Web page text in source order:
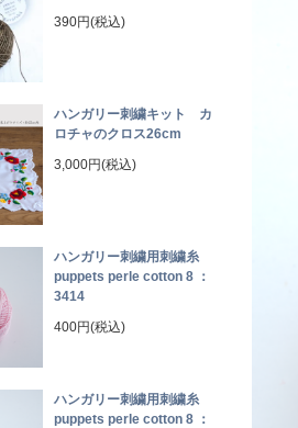
390円(税込)
ハンガリー刺繍キット カ
ロチャのクロス26cm
3,000円(税込)
ハンガリー刺繍用刺繍糸
puppets perle cotton 8 ：
3414
400円(税込)
ハンガリー刺繍用刺繍糸
puppets perle cotton 8 ：